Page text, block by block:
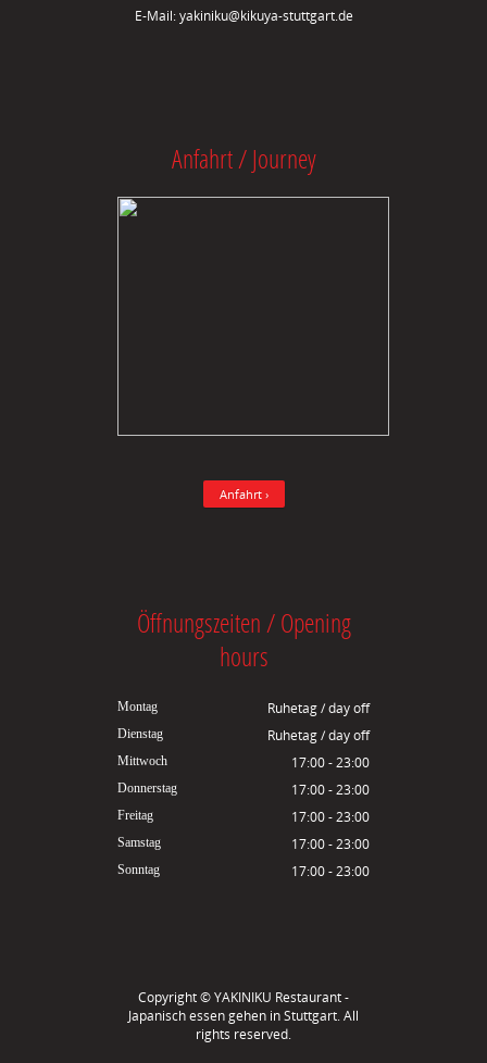
E-Mail:yakiniku@kikuya-stuttgart.de
Anfahrt / Journey
Anfahrt ›
Öffnungszeiten / Opening
hours
Montag Ruhetag / day off
Dienstag Ruhetag / day off
Mittwoch 17:00 - 23:00
Donnerstag 17:00 - 23:00
Freitag 17:00 - 23:00
Samstag 17:00 - 23:00
Sonntag 17:00 - 23:00
Copyright ©YAKINIKU Restaurant -
Japanisch essen gehen in Stuttgart. All
rights reserved.